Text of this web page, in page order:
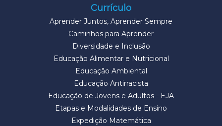
Currículo
Aprender Juntos, Aprender Sempre
Caminhos para Aprender
Diversidade e Inclusão
Educação Alimentar e Nutricional
Educação Ambiental
Educação Antirracista
Educação de Jovens e Adultos - EJA
Etapas e Modalidades de Ensino
Expedição Matemática